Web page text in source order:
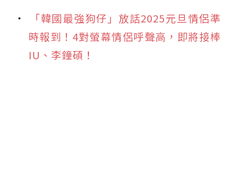
「韓國最強狗仔」放話2025元旦情侶準
時報到！4對螢幕情侶呼聲高，即將接棒
IU、李鐘碩！